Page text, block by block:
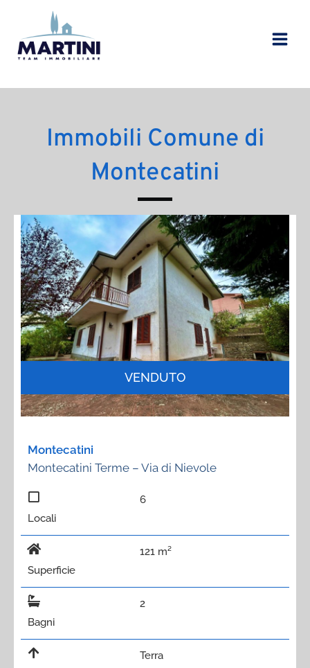
contenuto
Immobili Comune di
Montecatini
VENDUTO
Montecatini
Montecatini Terme – Via di Nievole
Locali
6
Superficie
121 m²
Bagni
2
Terra